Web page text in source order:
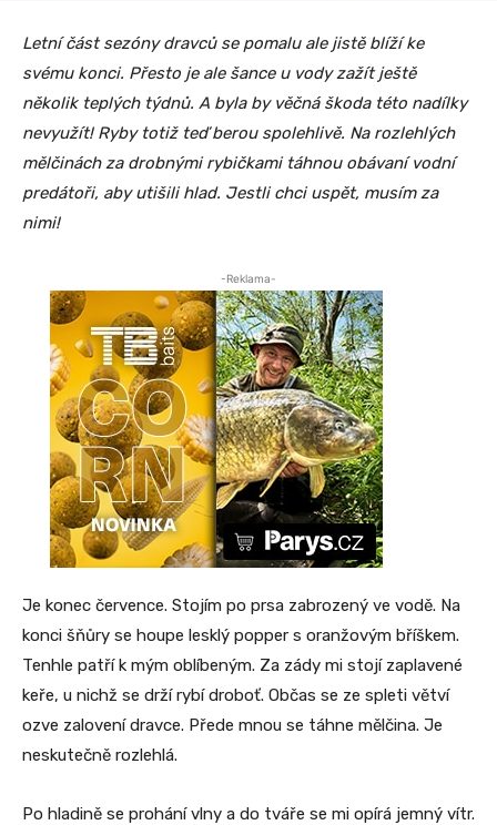
Letní část sezóny dravců se pomalu ale jistě blíží ke
svému konci. Přesto je ale šance u vody zažít ještě
několik teplých týdnů. A byla by věčná škoda této nadílky
nevyužít! Ryby totiž teď berou spolehlivě. Na rozlehlých
mělčinách za drobnými rybičkami táhnou obávaní vodní
predátoři, aby utišili hlad. Jestli chci uspět, musím za
nimi!
-Reklama-
Je konec července. Stojím po prsa zabrozený ve vodě. Na
konci šňůry se houpe lesklý popper s oranžovým bříškem.
Tenhle patří k mým oblíbeným. Za zády mi stojí zaplavené
keře, u nichž se drží rybí droboť. Občas se ze spleti větví
ozve zalovení dravce. Přede mnou se táhne mělčina. Je
neskutečně rozlehlá.
Po hladině se prohání vlny a do tváře se mi opírá jemný vítr.